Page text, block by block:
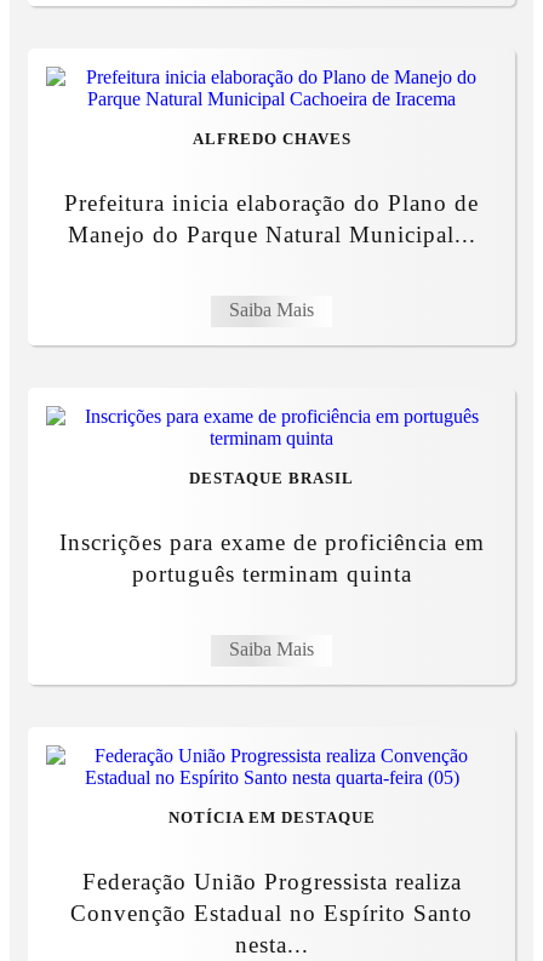
ALFREDO CHAVES
Prefeitura inicia elaboração do Plano de
Manejo do Parque Natural Municipal...
Saiba Mais
DESTAQUE BRASIL
Inscrições para exame de proficiência em
português terminam quinta
Saiba Mais
NOTÍCIA EM DESTAQUE
Federação União Progressista realiza
Convenção Estadual no Espírito Santo
nesta...